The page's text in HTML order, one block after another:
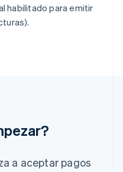
habilitado para emitir
a aceptar pagos